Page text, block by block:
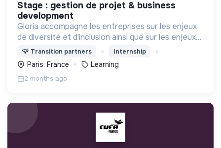
stage : gestion de projet & business
development
Gloria accompagne les entreprises sur les enjeux
de diversité et d'inclusion ainsi que sur les enjeux
environnementaux.
💡 Transition partners Internship
Paris, France Learning
2 months ago